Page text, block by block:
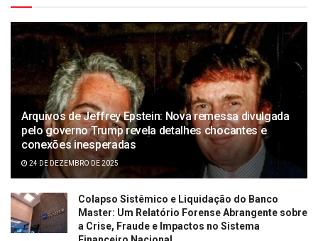
Arquivos de Jeffrey Epstein: Nova remessa divulgada
pelo governo Trump revela detalhes chocantes e
conexões inesperadas
24 DE DEZEMBRO DE 2025
Colapso Sistêmico e Liquidação do Banco
Master: Um Relatório Forense Abrangente sobre
a Crise, Fraude e Impactos no Sistema